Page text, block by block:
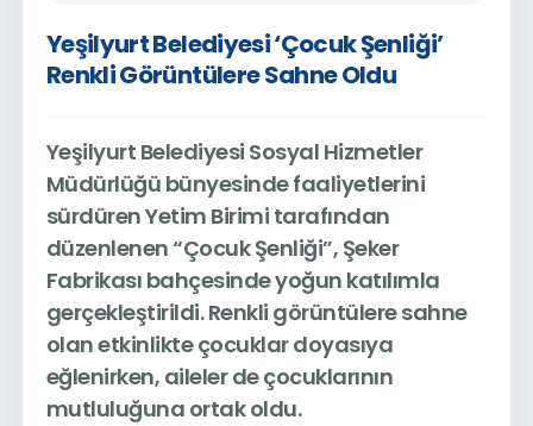
Yeşilyurt Belediyesi ‘Çocuk Şenliği’
Renkli Görüntülere Sahne Oldu
Yeşilyurt Belediyesi Sosyal Hizmetler
Müdürlüğü bünyesinde faaliyetlerini
sürdüren Yetim Birimi tarafından
düzenlenen “Çocuk Şenliği”, Şeker
Fabrikası bahçesinde yoğun katılımla
gerçekleştirildi. Renkli görüntülere sahne
olan etkinlikte çocuklar doyasıya
eğlenirken, aileler de çocuklarının
mutluluğuna ortak oldu.